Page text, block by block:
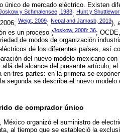
único de mercado eléctrico. Existen
y Schmalensee, 1983; Hunt y
Weigt, 2009; Nepal and Jamasb, 2013),
es un proceso (Joskow, 2008: 36;
de modos de organización
de los diferentes países, así
del nuevo modelo mexicano
del alcance del presente artículo,
tres partes: en la primera se
segunda se describe el nuevo
de comprador único
organizó el suministro de
al tiempo que se estableció la